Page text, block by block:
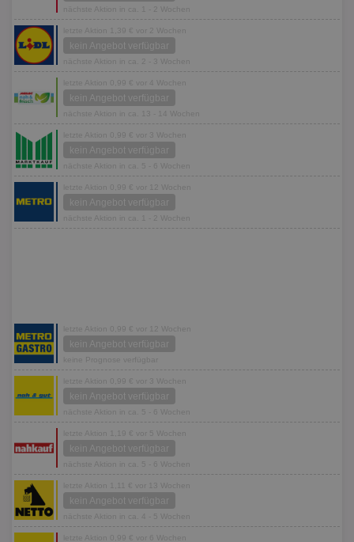
nächste Aktion in ca. 1 - 2 Wochen
letzte Aktion 1,39 € vor 2 Wochen
kein Angebot verfügbar
nächste Aktion in ca. 2 - 3 Wochen
letzte Aktion 0,99 € vor 4 Wochen
kein Angebot verfügbar
nächste Aktion in ca. 13 - 14 Wochen
letzte Aktion 0,99 € vor 3 Wochen
kein Angebot verfügbar
nächste Aktion in ca. 5 - 6 Wochen
letzte Aktion 0,99 € vor 12 Wochen
kein Angebot verfügbar
nächste Aktion in ca. 1 - 2 Wochen
letzte Aktion 0,99 € vor 12 Wochen
kein Angebot verfügbar
keine Prognose verfügbar
letzte Aktion 0,99 € vor 3 Wochen
kein Angebot verfügbar
nächste Aktion in ca. 5 - 6 Wochen
letzte Aktion 1,19 € vor 5 Wochen
kein Angebot verfügbar
nächste Aktion in ca. 5 - 6 Wochen
letzte Aktion 1,11 € vor 13 Wochen
kein Angebot verfügbar
nächste Aktion in ca. 4 - 5 Wochen
letzte Aktion 0,99 € vor 6 Wochen